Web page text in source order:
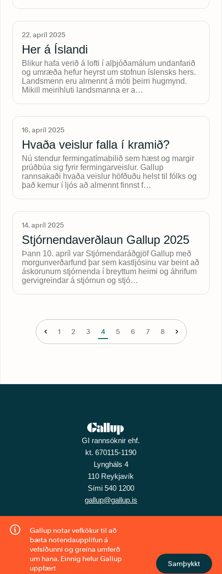
22. apríl 2025
Her á Íslandi
Blikur hafa verið á lofti í alþjóðamálum undanfarið
og umræða hefur heyrst um stofnun íslensks hers.
Landsmenn eru almennt á móti þeirri hugmynd.
Mikill meirihluti landsmanna er a…
16. apríl 2025
Hvaða veislur falla í kramið?
Nú stendur fermingatímabilið sem hæst og margir
prúðbúa sig fyrir fermingarveislur. Gallup
rannsakaði hvaða veislur höfðuðu helst til fólks og
það kemur í ljós að almennt finnst f…
14. apríl 2025
Stjórnendaverðlaun Gallup 2025
Þann 10. apríl var Stjórnendaráðgjöf Gallup með
morgunverðarfund þar sem kastljósinu var beint að
áskorunum stjórnenda í breyttum heimi og áhrifum
gervigreindar á stjórnun og stjó…
1 2 3 4 5 6 7 8
GI rannsóknir ehf.
kt. 670115-1190
Lyngháls 4
110 Reykjavík
Sími 540 1200
gallup@gallup.is
Gallup notar vefkökur til að
bæta notendaupplifun á
vefsíðunni og greina umferð
um hana. Einnig hefur Gallup
uppfært
Samþykkt